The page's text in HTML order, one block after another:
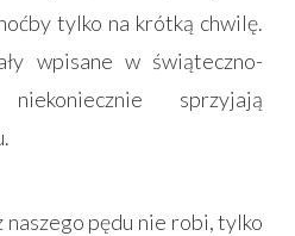
tylko na krótką chwilę.
wpisane w świąteczno-
sprzyjają
naszego pędu nie robi, tylko